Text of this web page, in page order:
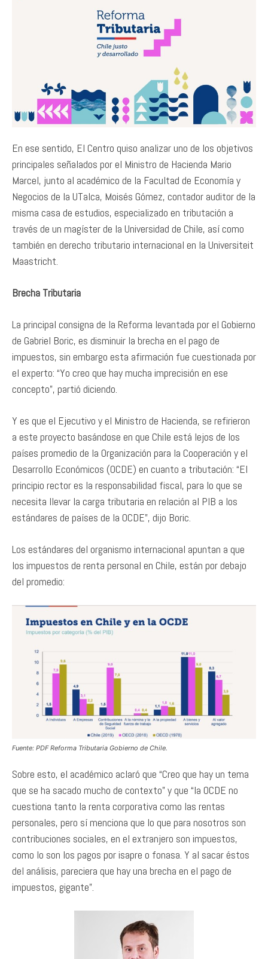
En ese sentido, El Centro quiso analizar uno de los objetivos
principales señalados por el Ministro de Hacienda Mario
Marcel, junto al académico de la Facultad de Economía y
Negocios de la UTalca, Moisés Gómez, contador auditor de la
misma casa de estudios, especializado en tributación a
través de un magíster de la Universidad de Chile, así como
también en derecho tributario internacional en la Universiteit
Maastricht.
Brecha Tributaria
La principal consigna de la Reforma levantada por el Gobierno
de Gabriel Boric, es disminuir la brecha en el pago de
impuestos, sin embargo esta afirmación fue cuestionada por
el experto: “Yo creo que hay mucha imprecisión en ese
concepto”, partió diciendo.
Y es que el Ejecutivo y el Ministro de Hacienda, se refirieron
a este proyecto basándose en que Chile está lejos de los
países promedio de la Organización para la Cooperación y el
Desarrollo Económicos (OCDE) en cuanto a tributación: “El
principio rector es la responsabilidad fiscal, para lo que se
necesita llevar la carga tributaria en relación al PIB a los
estándares de países de la OCDE”, dijo Boric.
Los estándares del organismo internacional apuntan a que
los impuestos de renta personal en Chile, están por debajo
del promedio:
Fuente: PDF Reforma Tributaria Gobierno de Chile.
Sobre esto, el académico aclaró que “Creo que hay un tema
que se ha sacado mucho de contexto” y que “la OCDE no
cuestiona tanto la renta corporativa como las rentas
personales, pero sí menciona que lo que para nosotros son
contribuciones sociales, en el extranjero son impuestos,
como lo son los pagos por isapre o fonasa. Y al sacar éstos
del análisis, pareciera que hay una brecha en el pago de
impuestos, gigante”.